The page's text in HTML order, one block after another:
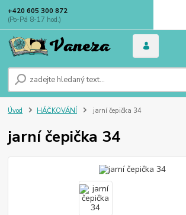
+420 605 300 872
(Po-Pá 8-17 hod.)
Úvod HÁČKOVÁNÍ jarní čepička 34
jarní čepička 34